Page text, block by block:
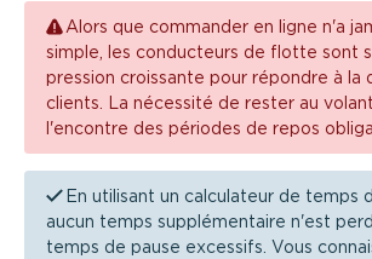
Alors que commander en ligne n'a
simple, les conducteurs de flotte sont
pression croissante pour répondre à la
clients. La nécessité de rester au
l'encontre des périodes de repos
En utilisant un calculateur de temps
aucun temps supplé­men­taire n'est
temps de pause excessifs. Vous